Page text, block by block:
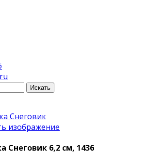
изображение
Снеговик 6,2 см, 1436